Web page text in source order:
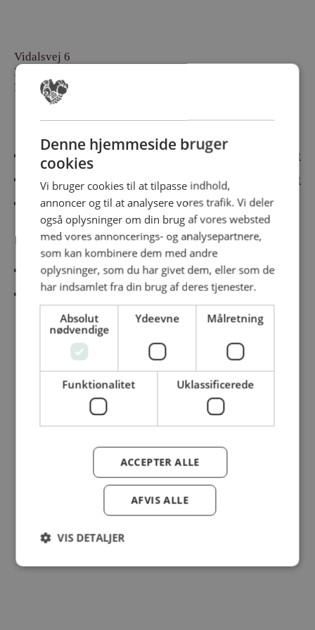
Vidalsvej 6
DK-9230 Svenstrup
Denmark
Cateringmesse Nord
Cateringmesse Midt
Cateringmesse Syd
Cateringmesse Øst
Cateringmesse Thy
Information
Cookiepolitk
Persondatapolitik
© Dansk Cater A/S - All rights reserved
Denne hjemmeside bruger
cookies
Vi bruger cookies til at tilpasse indhold,
annoncer og til at analysere vores trafik. Vi deler
også oplysninger om din brug af vores websted
med vores annoncerings- og analysepartnere,
som kan kombinere dem med andre
oplysninger, som du har givet dem, eller som de
har indsamlet fra din brug af deres tjenester.
Absolut
nødvendige
Ydeevne Målretning
Funktionalitet Uklassificerede
ACCEPTER ALLE
AFVIS ALLE
VIS DETALJER